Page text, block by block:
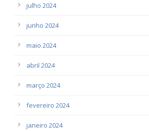
julho 2024
junho 2024
maio 2024
abril 2024
março 2024
fevereiro 2024
janeiro 2024